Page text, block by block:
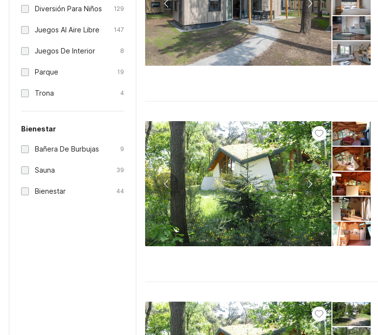
Diversión Para Niños 129
Juegos Al Aire Libre 147
Juegos De Interior 8
Parque 19
Trona 4
Bienestar
Bañera De Burbujas 9
Sauna 39
Bienestar 44